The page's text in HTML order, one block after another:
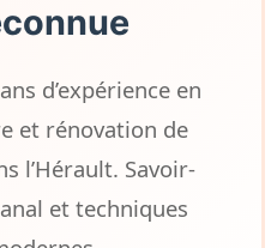
d’expérience en
et rénovation de
l’Hérault. Savoir-
et techniques